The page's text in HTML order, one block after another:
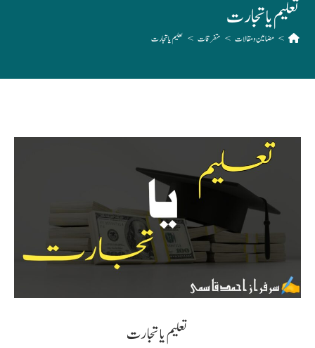
تعلیم یا تجارت
> مضامین و مقالات > متفرقات > تعلیم یا تجارت
تعلیم یا تجارت